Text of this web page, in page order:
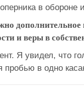
в
дополнительное
и веры в
Я увидел, что
пробью в одно